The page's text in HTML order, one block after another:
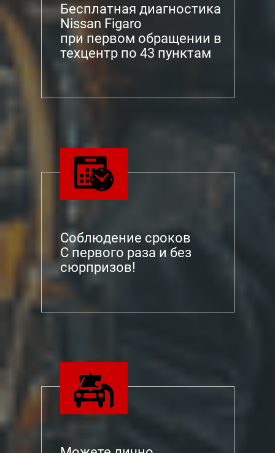
Бесплатная диагностика
Nissan Figaro
при первом обращении в
техцентр по 43 пунктам
Соблюдение сроков
С первого раза и без
сюрпризов!